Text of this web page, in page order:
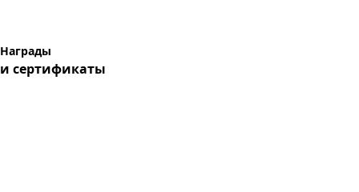
Награды
и сертификаты